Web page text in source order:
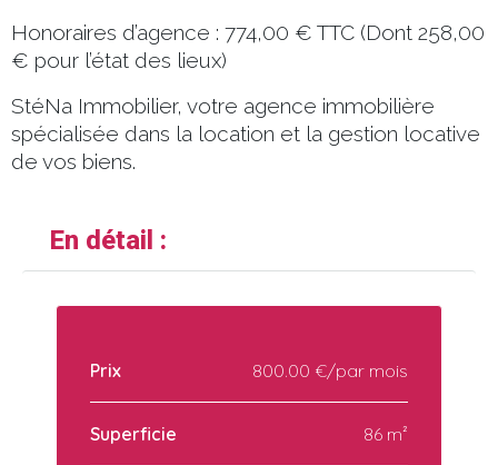
Honoraires d’agence : 774,00 € TTC (Dont 258,00
€ pour l’état des lieux)
StéNa Immobilier, votre agence immobilière
spécialisée dans la location et la gestion locative
de vos biens.
En détail :
Prix 800.00 €/par mois
Superficie 86 m²